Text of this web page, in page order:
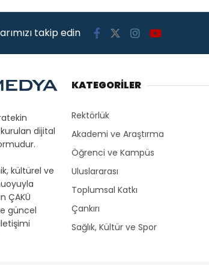
takip edin
dijital
kültürel ve
ÇAKÜ
güncel
KATEGORİLER
Rektörlük
Akademi ve Araştırma
Öğrenci ve Kampüs
Uluslararası
Toplumsal Katkı
Çankırı
Sağlık, Kültür ve Spor